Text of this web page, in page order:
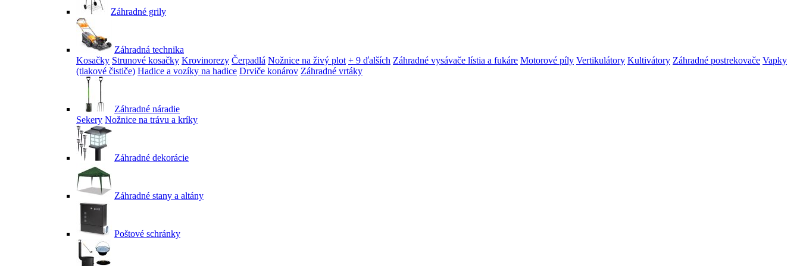
Záhradné grily
Záhradná technika
Kosačky Strunové kosačky Krovinorezy Čerpadlá Nožnice na živý plot + 9 ďalších Záhradné vysávače lístia a fukáre Motorové píly Vertikulátory Kultivátory Záhradné postrekovače Vapky
(tlakové čističe) Hadice a vozíky na hadice Drviče konárov Záhradné vrtáky
Záhradné náradie
Sekery Nožnice na trávu a kríky
Záhradné dekorácie
Záhradné stany a altány
Poštové schránky